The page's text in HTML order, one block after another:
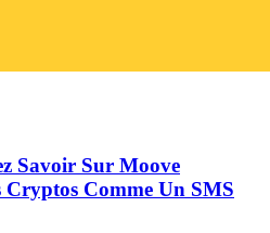
Savoir Sur Moove
Cryptos Comme Un SMS